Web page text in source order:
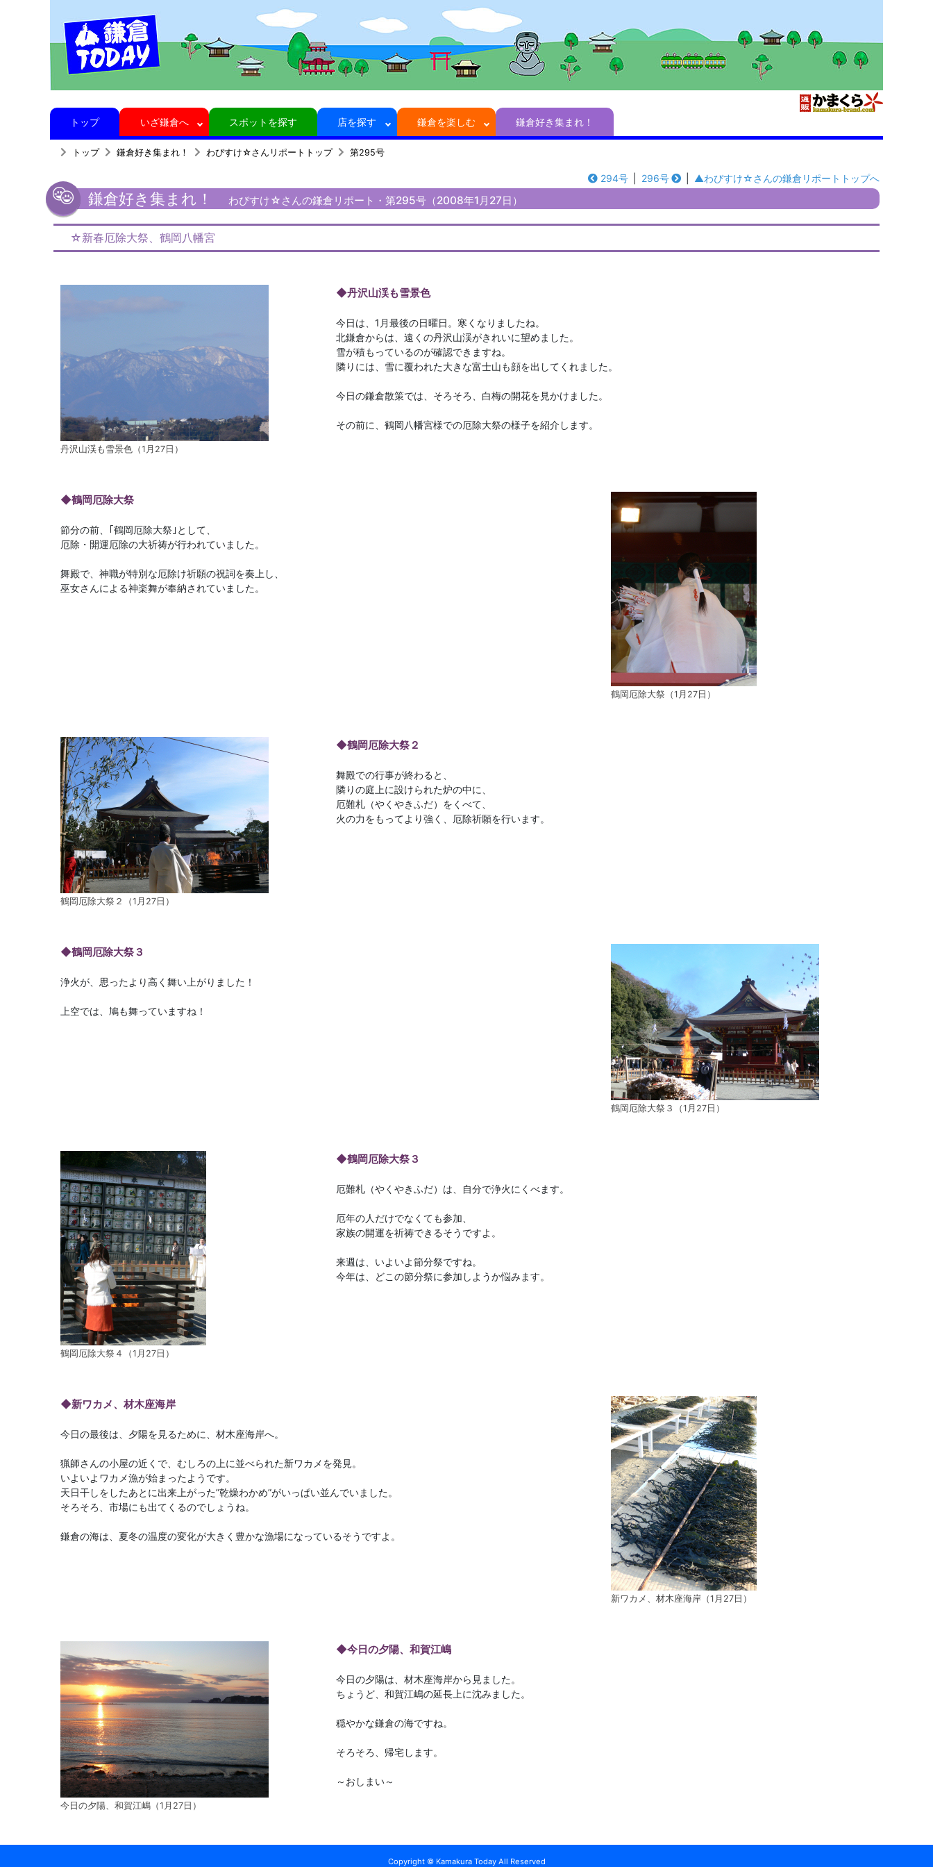
トップ いざ鎌倉へ スポットを探す 店を探す 鎌倉を楽しむ 鎌倉好き集まれ！
トップ 鎌倉好き集まれ！ わびすけ☆さんリポートトップ 第295号
294号 296号 ▲わびすけ☆さんの鎌倉リポートトップへ
鎌倉好き集まれ！ わびすけ☆さんの鎌倉リポート・第295号（2008年1月27日）
☆新春厄除大祭、鶴岡八幡宮
丹沢山渓も雪景色（1月27日）
◆丹沢山渓も雪景色
今日は、1月最後の日曜日。寒くなりましたね。
北鎌倉からは、遠くの丹沢山渓がきれいに望めました。
雪が積もっているのが確認できますね。
隣りには、雪に覆われた大きな富士山も顔を出してくれました。
今日の鎌倉散策では、そろそろ、白梅の開花を見かけました。
その前に、鶴岡八幡宮様での厄除大祭の様子を紹介します。
◆鶴岡厄除大祭
節分の前、｢鶴岡厄除大祭｣として、
厄除・開運厄除の大祈祷が行われていました。
舞殿で、神職が特別な厄除け祈願の祝詞を奏上し、
巫女さんによる神楽舞が奉納されていました。
鶴岡厄除大祭（1月27日）
鶴岡厄除大祭２（1月27日）
◆鶴岡厄除大祭２
舞殿での行事が終わると、
隣りの庭上に設けられた炉の中に、
厄難札（やくやきふだ）をくべて、
火の力をもってより強く、厄除祈願を行います。
◆鶴岡厄除大祭３
浄火が、思ったより高く舞い上がりました！
上空では、鳩も舞っていますね！
鶴岡厄除大祭３（1月27日）
鶴岡厄除大祭４（1月27日）
◆鶴岡厄除大祭３
厄難札（やくやきふだ）は、自分で浄火にくべます。
厄年の人だけでなくても参加、
家族の開運を祈祷できるそうですよ。
来週は、いよいよ節分祭ですね。
今年は、どこの節分祭に参加しようか悩みます。
◆新ワカメ、材木座海岸
今日の最後は、夕陽を見るために、材木座海岸へ。
猟師さんの小屋の近くで、むしろの上に並べられた新ワカメを発見。
いよいよワカメ漁が始まったようです。
天日干しをしたあとに出来上がった”乾燥わかめ”がいっぱい並んでいました。
そろそろ、市場にも出てくるのでしょうね。
鎌倉の海は、夏冬の温度の変化が大きく豊かな漁場になっているそうですよ。
新ワカメ、材木座海岸（1月27日）
今日の夕陽、和賀江嶋（1月27日）
◆今日の夕陽、和賀江嶋
今日の夕陽は、材木座海岸から見ました。
ちょうど、和賀江嶋の延長上に沈みました。
穏やかな鎌倉の海ですね。
そろそろ、帰宅します。
～おしまい～
Copyright © Kamakura Today All Reserved